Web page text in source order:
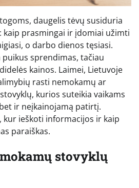
daugelis tėvų susiduria
kaip prasmingai ir įdomiai užimti
o darbo dienos tęsiasi.
sprendimas, tačiau
kainos. Laimei, Lietuvoje
rasti nemokamų ar
kurios suteikia vaikams
ir neįkainojamą patirtį.
kur ieškoti informacijos ir kaip
paraiškas.
stovyklų